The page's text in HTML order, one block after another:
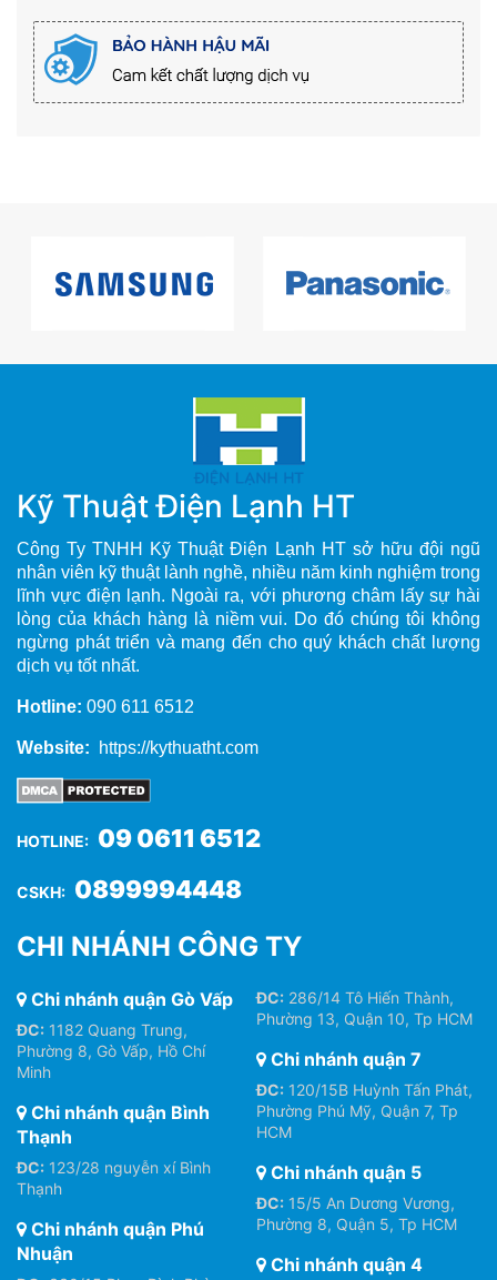
Kỹ Thuật Điện Lạnh HT
Công Ty TNHH Kỹ Thuật Điện Lạnh HT sở hữu đội ngũ
nhân viên kỹ thuật lành nghề, nhiều năm kinh nghiệm trong
lĩnh vực điện lạnh. Ngoài ra, với phương châm lấy sự hài
lòng của khách hàng là niềm vui. Do đó chúng tôi không
ngừng phát triển và mang đến cho quý khách chất lượng
dịch vụ tốt nhất.
Hotline: 090 611 6512
Website: https://kythuatht.com
HOTLINE: 09 0611 6512
CSKH: 0899994448
CHI NHÁNH CÔNG TY
Chi nhánh quận Gò Vấp
ĐC: 1182 Quang Trung,
Phường 8, Gò Vấp, Hồ Chí
Minh
Chi nhánh quận Bình
Thạnh
ĐC: 123/28 nguyễn xí Bình
Thạnh
Chi nhánh quận Phú
Nhuận
ĐC: 286/14 Tô Hiến Thành,
Phường 13, Quận 10, Tp HCM
Chi nhánh quận 7
ĐC: 120/15B Huỳnh Tấn Phát,
Phường Phú Mỹ, Quận 7, Tp
HCM
Chi nhánh quận 5
ĐC: 15/5 An Dương Vương,
Phường 8, Quận 5, Tp HCM
Chi nhánh quận 4